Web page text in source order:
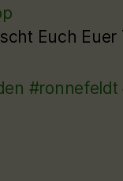
Euch Euer
#ronnefeldt